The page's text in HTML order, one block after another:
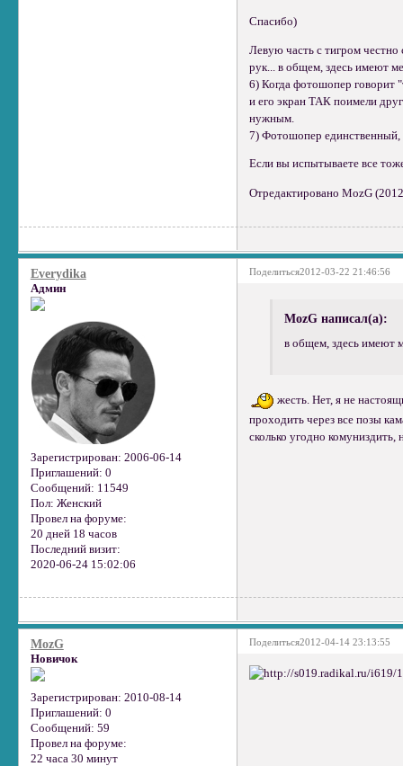
Спасибо)
Левую часть с тигром честно
рук... в общем, здесь имеют
6) Когда фотошопер говорит
и его экран ТАК поимели
нужным.
7) Фотошопер единственный,
Если вы испытываете все
Отредактировано MozG
Поделиться2012-03-22 21:46:56
Everydika
Админ
Зарегистрирован: 2006-06-14
Приглашений: 0
Сообщений: 11549
Пол: Женский
Провел на форуме:
20 дней 18 часов
Последний визит:
2020-06-24 15:02:06
MozG написал(а):
в общем, здесь имеют
жесть. Нет, я не
проходить через все позы
сколько угодно комуниздить,
Поделиться2012-04-14 23:13:55
MozG
Новичок
Зарегистрирован: 2010-08-14
Приглашений: 0
Сообщений: 59
Провел на форуме:
22 часа 30 минут